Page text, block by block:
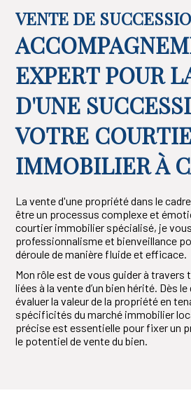
VENTE DE
EXPERT POUR
D'UNE
VOTRE
IMMOBILIER À
La vente d'une propriété dans le
être un processus complexe et
courtier immobilier spécialisé, je
professionnalisme et bienveillance
déroule de manière fluide et efficace.
Mon rôle est de vous guider à travers
liées à la vente d’un bien hérité. Dès
évaluer la valeur de la propriété en
spécificités du marché immobilier
précise est essentielle pour fixer un
le potentiel de vente du bien.